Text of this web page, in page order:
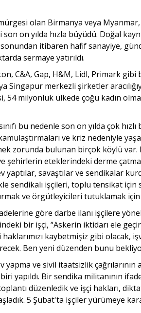
olan Birmanya veya
son on yılda hızla büyüdü. Doğal
sonundan itibaren hafif sanayiye,
sermaye yatırıldı.
C&A, Gap, H&M, Lidl, Primark gibi
Singapur merkezli şirketler
54 milyonluk ülkede çoğu kadın
bu nedenle son on yılda çok
ve kriz nedeniyle
zorunda bulunan birçok köylü var.
şehirlerin eteklerindeki derme
yaptılar, savaştılar ve sendikalar
sendikalı işçileri, toplu tensikat için
ve örgütleyicileri tutuklamak
göre darbe ilanı işçilere
bir işçi, “Askerin iktidarı ele
kaybetmişiz gibi olacak,
Ben yeni düzenden bunu
yapma ve sivil itaatsizlik çağrılarının
yapıldı. Bir sendika militanının
düzenledik ve işçi hakları,
5 Şubat'ta işçiler yürümeye